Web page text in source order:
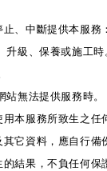
、中斷提供本服務：
級、保養或施工時
無法提供服務時。
本服務所致生之
它資料，應自行
結果，不負任何